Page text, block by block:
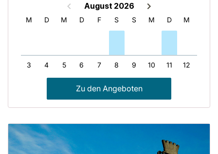
August 2026
M
3
D
4
M
5
D
6
F
7
S
8
S
9
M
10
D
11
M
12
Zu den Angeboten